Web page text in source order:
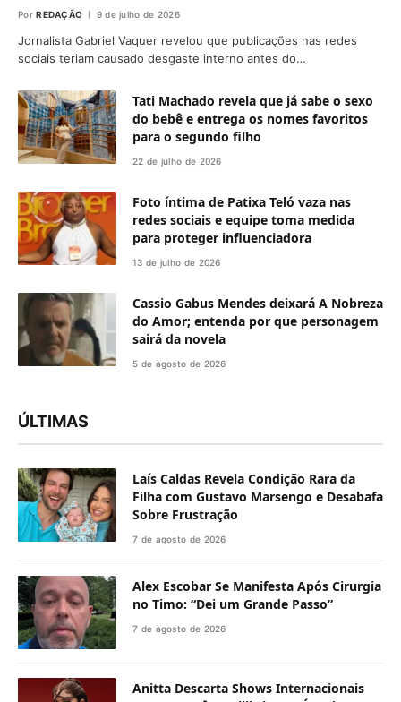
Por REDAÇÃO 9 de julho de 2026
Jornalista Gabriel Vaquer revelou que publicações nas redes
sociais teriam causado desgaste interno antes do…
Tati Machado revela que já sabe o sexo
do bebê e entrega os nomes favoritos
para o segundo filho
22 de julho de 2026
Foto íntima de Patixa Teló vaza nas
redes sociais e equipe toma medida
para proteger influenciadora
13 de julho de 2026
Cassio Gabus Mendes deixará A Nobreza
do Amor; entenda por que personagem
sairá da novela
5 de agosto de 2026
ÚLTIMAS
Laís Caldas Revela Condição Rara da
Filha com Gustavo Marsengo e Desabafa
Sobre Frustração
7 de agosto de 2026
Alex Escobar Se Manifesta Após Cirurgia
no Timo: “Dei um Grande Passo”
7 de agosto de 2026
Anitta Descarta Shows Internacionais